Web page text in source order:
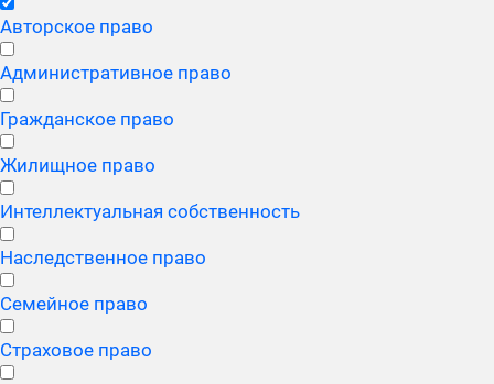
Авторское право
Административное право
Гражданское право
Жилищное право
Интеллектуальная собственность
Наследственное право
Семейное право
Страховое право